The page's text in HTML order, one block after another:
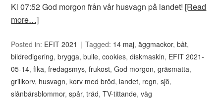
Kl 07:52 God morgon från vår husvagn på landet! [Read
more…]
Posted in: EFIT 2021 Tagged: 14 maj,äggmackor,båt,
bildredigering,brygga,bulle,cookies,diskmaskin, EFIT 2021-
05-14,fika,fredagsmys,frukost,God morgon,gräsmatta,
grillkorv, husvagn,korv med bröd, landet, regn,sjö,
slånbärsblommor,spår,träd,TV-tittande,väg